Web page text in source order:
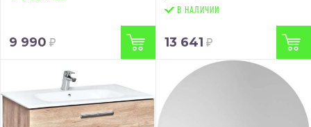
9 990
В НАЛИЧИИ
13 641